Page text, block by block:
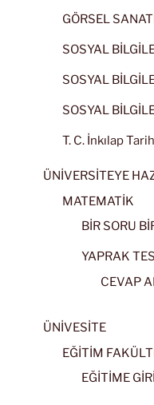
GÖRSEL
SOSYAL
SOSYAL
SOSYAL
T. C. İnkılap
ÜNİVERSİTEYE
MATEMATİK
BİR SORU
YAPRAK
CEVAP
ÜNİVESİTE
EĞİTİM
EĞİTİME